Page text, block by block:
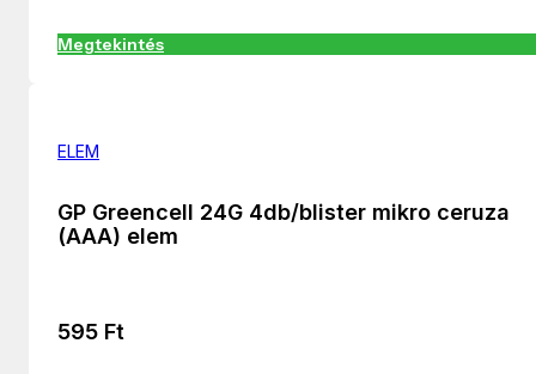
Megtekintés
ELEM
GP Greencell 24G 4db/blister mikro ceruza
(AAA) elem
595 Ft